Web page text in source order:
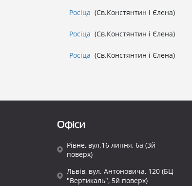
Росіца (Св.Констянтин і Єлена)
Росіца (Св.Констянтин і Єлена)
Росіца (Св.Констянтин і Єлена)
Офіси
Рівне, вул.16 липня, 6а (3й
поверх)
Львів, вул. Антоновича, 120 (БЦ
"Вертикаль", 5й поверх)